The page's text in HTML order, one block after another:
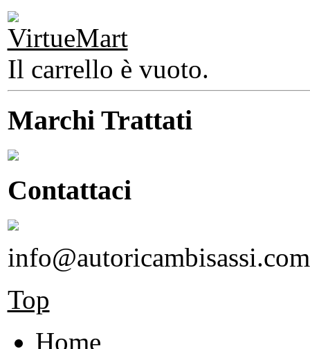
Il carrello è vuoto.
Marchi Trattati
Contattaci
info@autoricambisassi.com
Top
Home